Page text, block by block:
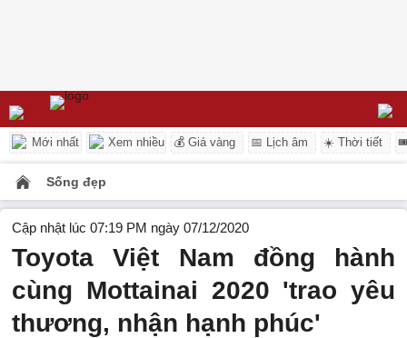
Mới nhất Xem nhiều 💰 Giá vàng 📅 Lịch âm ☀️ Thời tiết
Sống đẹp
Cập nhật lúc 07:19 PM ngày 07/12/2020
Toyota Việt Nam đồng hành
cùng Mottainai 2020 'trao yêu
thương, nhận hạnh phúc'